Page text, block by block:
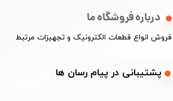
درباره فروشگاه ما
​فروش انواع قطعات الکترونیک و تجهیزات مرتبط
​​پشتیبانی در پیام رسان ها